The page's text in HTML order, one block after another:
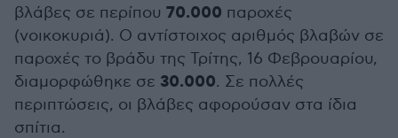
βλάβες σε περίπου 70.000 παροχές
(νοικοκυριά). Ο αντίστοιχος αριθμός βλαβών σε
παροχές το βράδυ της Τρίτης, 16 Φεβρουαρίου,
διαμορφώθηκε σε 30.000. Σε πολλές
περιπτώσεις, οι βλάβες αφορούσαν στα ίδια
σπίτια.